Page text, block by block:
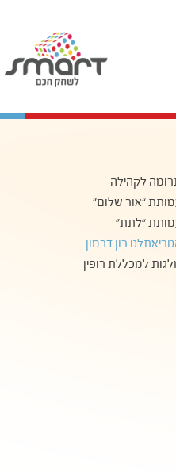
לקהילה
“אור שלום”
“לתת”
רון דרמון
למכללת רופין